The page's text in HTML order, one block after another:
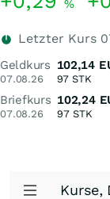
%
Letzter Kurs
Geldkurs
07.08.26
102,14
97 STK
Briefkurs
07.08.26
102,24
97 STK
Kurse,